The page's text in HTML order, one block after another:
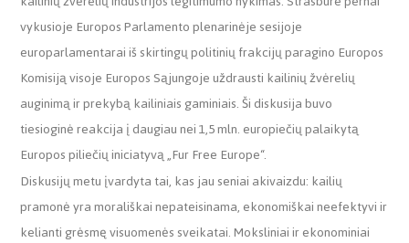
vykusioje Europos Parlamento plenarinėje sesijoje
europarlamentarai iš skirtingų politinių frakcijų paragino Europos
Komisiją visoje Europos Sąjungoje uždrausti kailinių žvėrelių
auginimą ir prekybą kailiniais gaminiais. Ši diskusija buvo
tiesioginė reakcija į daugiau nei 1,5 mln. europiečių palaikytą
Europos piliečių iniciatyvą „Fur Free Europe“.
Diskusijų metu įvardyta tai, kas jau seniai akivaizdu: kailių
pramonė yra morališkai nepateisinama, ekonomiškai neefektyvi ir
kelianti grėsmę visuomenės sveikatai. Moksliniai ir ekonominiai